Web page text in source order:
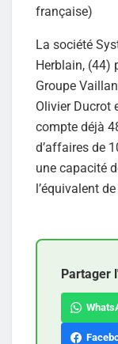
française)
La société
Herblain, (44)
Groupe
Olivier Ducrot
compte déjà
d’affaires de
une capacité
l’équivalent
Partager